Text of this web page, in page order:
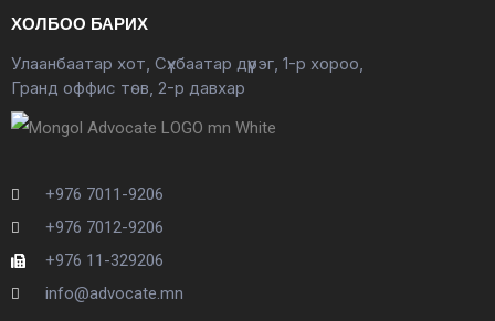
ХОЛБОО БАРИХ
Улаанбаатар хот, Сүхбаатар дүүрэг, 1-р хороо,
Гранд оффис төв, 2-р давхар
+976 7011-9206
+976 7012-9206
+976 11-329206
info@advocate.mn